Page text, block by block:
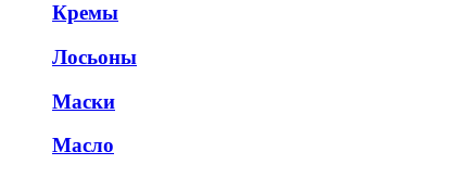
Кремы
Лосьоны
Маски
Масло